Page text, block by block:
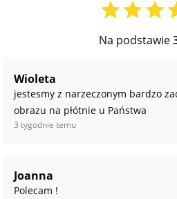
Na podstawie
Wioleta
jestesmy z narzeczonym bardzo
obrazu na płótnie u Państwa
3 tygodnie temu
Joanna
Polecam !